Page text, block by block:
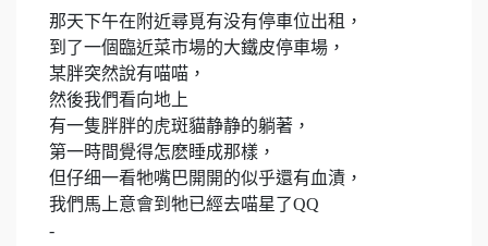
那天下午在附近尋覓有没有停車位出租，
到了一個臨近菜市場的大鐵皮停車場，
某胖突然說有喵喵，
然後我們看向地上
有一隻胖胖的虎斑貓静静的躺著，
第一時間覺得怎麽睡成那樣，
但仔细一看牠嘴巴開開的似乎還有血漬，
我們馬上意會到牠已經去喵星了QQ
-